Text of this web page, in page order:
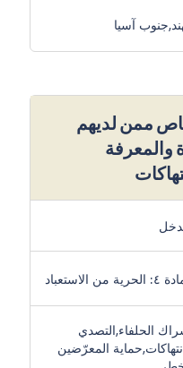
آسيا
ممن لديهم
والمعرفة
من الاستعباد
الحلفاء,التصدي
المعرّضين